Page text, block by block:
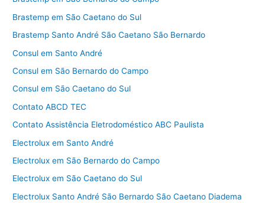
Brastemp em São Caetano do Sul
Brastemp Santo André São Caetano São Bernardo
Consul em Santo André
Consul em São Bernardo do Campo
Consul em São Caetano do Sul
Contato ABCD TEC
Contato Assistência Eletrodoméstico ABC Paulista
Electrolux em Santo André
Electrolux em São Bernardo do Campo
Electrolux em São Caetano do Sul
Electrolux Santo André São Bernardo São Caetano Diadema